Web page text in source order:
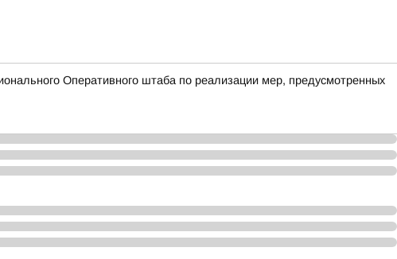
Оперативного штаба по реализации мер, предусмотренных